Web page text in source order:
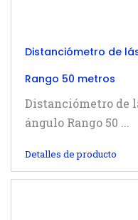
Distanciómetro de
Rango 50 metros
Distanciómetro de
ángulo Rango 50 ...
Detalles de producto